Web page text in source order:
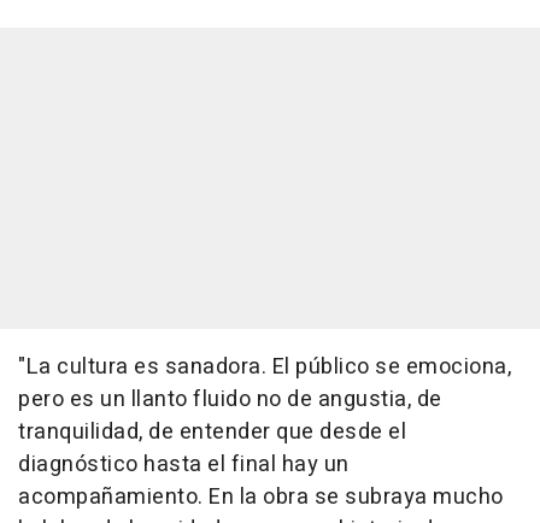
"La cultura es sanadora. El público se emociona,
pero es un llanto fluido no de angustia, de
tranquilidad, de entender que desde el
diagnóstico hasta el final hay un
acompañamiento. En la obra se subraya mucho